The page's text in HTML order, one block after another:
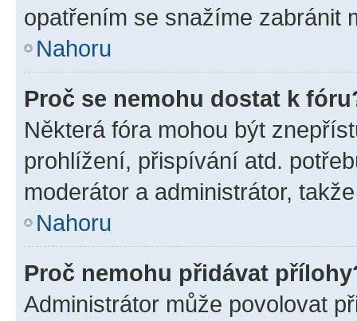
opatřením se snažíme zabránit
Nahoru
Proč se nemohu dostat k
Některá fóra mohou být
prohlížení, přispívání atd.
moderátor a administrátor,
Nahoru
Proč nemohu přidávat
Administrátor může povolovat